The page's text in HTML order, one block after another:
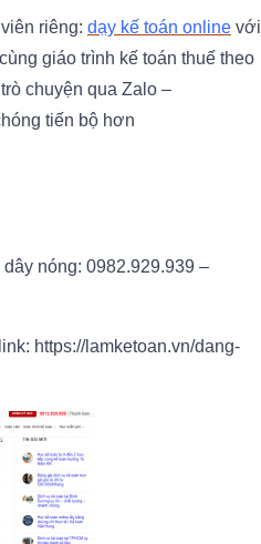
riêng: dạy kế toán online với
giáo trình kế toán thuế theo
chuyện qua Zalo –
tiến bộ hơn
nóng: 0982.929.939 –
https://lamketoan.vn/dang-